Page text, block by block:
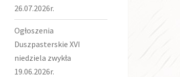
26.07.2026r.
Ogłoszenia
Duszpasterskie XVI
niedziela zwykła
19.06.2026r.